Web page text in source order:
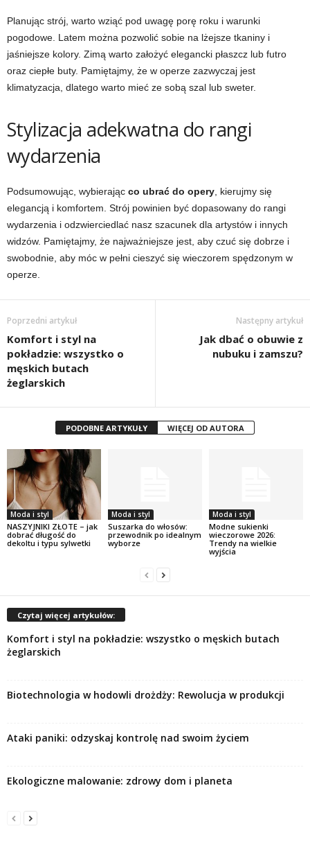
Planując strój, warto wziąć pod uwagę porę roku i warunki
pogodowe. Latem można pozwolić sobie na lżejsze tkaniny i
jaśniejsze kolory. Zimą warto założyć elegancki płaszcz lub futro
oraz ciepłe buty. Pamiętajmy, że w operze zazwyczaj jest
klimatyzacja, dlatego warto mieć ze sobą szal lub sweter.
Stylizacja adekwatna do rangi
wydarzenia
Podsumowując, wybierając co ubrać do opery , kierujmy się
elegancją i komfortem. Strój powinien być dopasowany do rangi
wydarzenia i odzwierciedlać nasz szacunek dla artystów i innych
widzów. Pamiętajmy, że najważniejsze jest, aby czuć się dobrze i
swobodnie, aby móc w pełni cieszyć się wieczorem spędzonym w
operze.
Poprzedni artykuł
Komfort i styl na
pokładzie: wszystko o
męskich butach
żeglarskich
Następny artykuł
Jak dbać o obuwie z
nubuku i zamszu?
PODOBNE ARTYKUŁY WIĘCEJ OD AUTORA
Moda i styl
NASZYJNIKI ZŁOTE – jak
dobrać długość do
dekoltu i typu sylwetki
Moda i styl
Suszarka do włosów:
przewodnik po idealnym
wyborze
Moda i styl
Modne sukienki
wieczorowe 2026:
Trendy na wielkie
wyjścia
Czytaj więcej artykułów:
Komfort i styl na pokładzie: wszystko o męskich butach
żeglarskich
Biotechnologia w hodowli drożdży: Rewolucja w produkcji
Ataki paniki: odzyskaj kontrolę nad swoim życiem
Ekologiczne malowanie: zdrowy dom i planeta